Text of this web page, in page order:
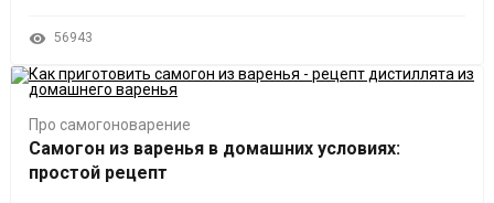
56943
Про самогоноварение
Самогон из варенья в домашних условиях:
простой рецепт